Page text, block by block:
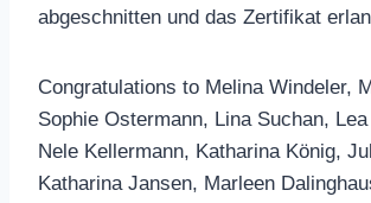
abgeschnitten und das Zertifikat
Congratulations to Melina Windeler,
Sophie Ostermann, Lina Suchan,
Nele Kellermann, Katharina König,
Katharina Jansen, Marleen